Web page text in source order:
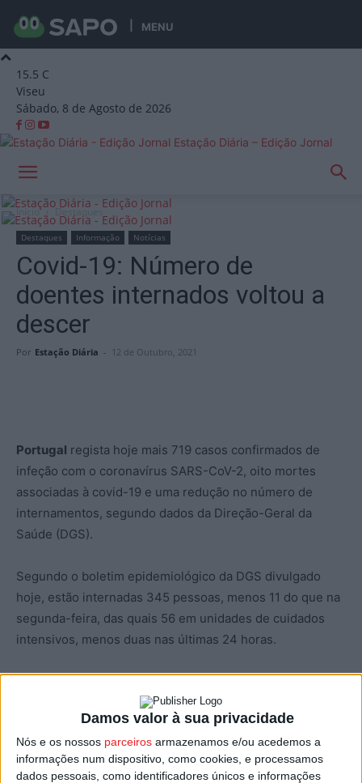
Damos valor à sua privacidade
Nós e os nossos parceiros armazenamos e/ou acedemos a
informações num dispositivo, como cookies, e processamos
dados pessoais, como identificadores únicos e informações
MENU
15.5 C
Viseu
Sábado, 8 de Agosto de 2026
Estação Diária – Edição Jornal
Início Destaques
Destaques Informação Notícias
Covid-19: Número de
doentes internados voltou a
descer
Por Estação Diária - 12 de Outubro, 2021
Portugal regista hoje mais 719 casos confirmados de
infeção com o coronavírus SARS-CoV-2, oito mortes
associadas à covid-19 e uma redução no número de
internamentos, segundo dados da Direção-Geral da
Saúde (DGS).
Segundo o boletim epidemiológico da DGS divulgado
hoje, estão internadas 345 pessoas, menos 11 do que na
segunda-feira, das quais 56 em unidades de cuidados
intensivos, menos duas nas últimas 24 horas.
Lisboa, um no Norte, um no Centro e quatro no Alentejo.
Sete das vítimas mortais tinham mais de 80 anos e uma
entre os 70 e os 79 anos.